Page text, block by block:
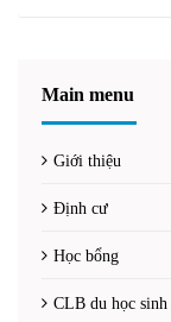
Main menu
Giới thiệu
Định cư
Học bổng
CLB du học sinh